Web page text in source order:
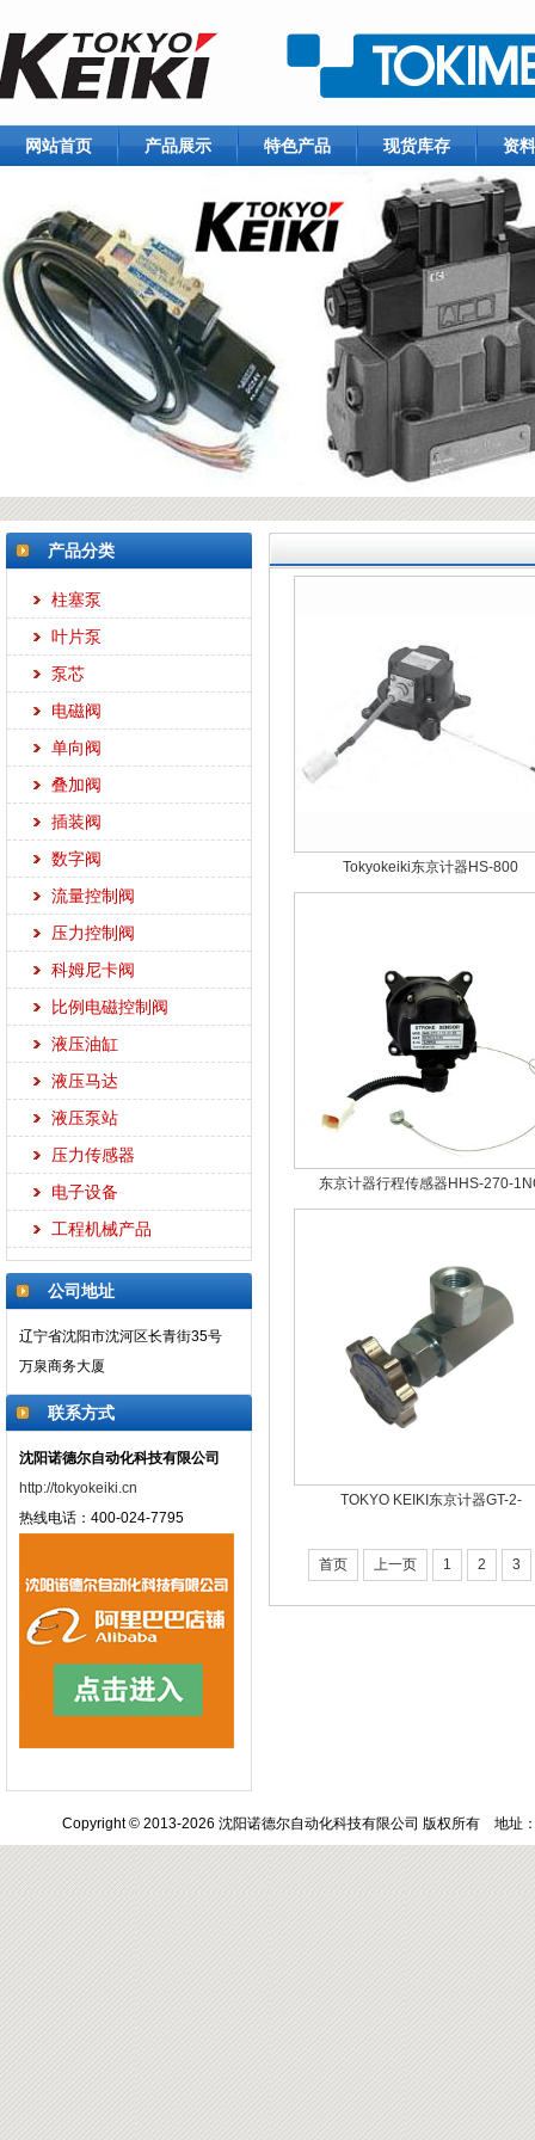
网站首页 产品展示 特色产品 现货库存 资
产品分类
柱塞泵
叶片泵
泵芯
电磁阀
单向阀
叠加阀
插装阀
数字阀
流量控制阀
压力控制阀
科姆尼卡阀
比例电磁控制阀
液压油缸
液压马达
液压泵站
压力传感器
电子设备
工程机械产品
公司地址
辽宁省沈阳市沈河区长青街35号
万泉商务大厦
联系方式
沈阳诺德尔自动化科技有限公司
http://tokyokeiki.cn
热线电话：400-024-7795
Tokyokeiki东京计器HS-800
东京计器行程传感器HHS-270-
TOKYO KEIKI东京计器GT-2-
首页 上一页 1 2 3
Copyright © 2013-2026 沈阳诺德尔自动化科技有限公司 版权所有 地址